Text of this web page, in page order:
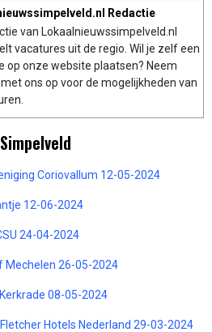
Redactie
van Lokaalnieuwssimpelveld.nl
vacatures uit de regio. Wil je zelf een
op onze website plaatsen? Neem
ons op voor de mogelijkheden van
Coriovallum 12-05-2024
12-06-2024
24-04-2024
Mechelen 26-05-2024
08-05-2024
Hotels Nederland 29-03-2024